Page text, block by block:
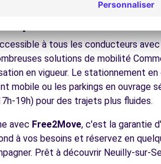
pour conduire à
à tous les conducteurs
solutions de mobilité
en vigueur. Le stationnement
mobile ou les parkings en ouvrage
19h) pour des trajets plus fluides.
avec Free2Move, c'est la garantie
à vos besoins et réservez en
Prêt à découvrir Neuilly-sur-